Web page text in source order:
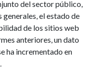
del sector público,
el estado de
de los sitios web
anteriores, un dato
ha incrementado en